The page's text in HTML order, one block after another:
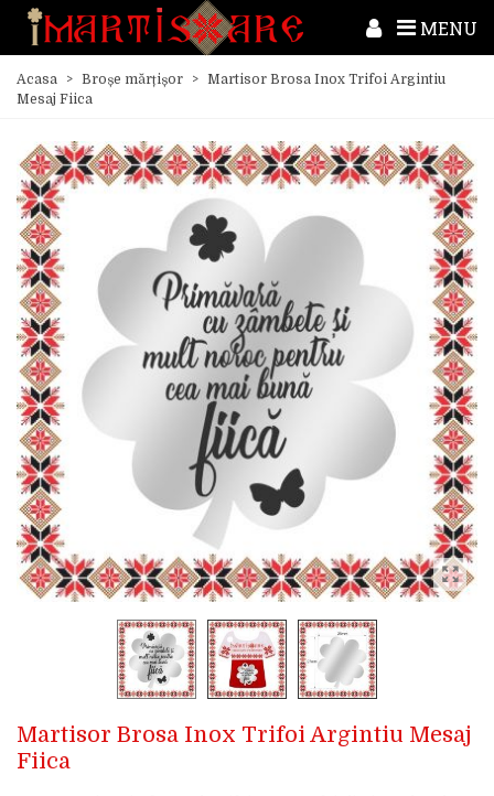
MENU
Acasa > Broșe mărțișor > Martisor Brosa Inox Trifoi Argintiu
Mesaj Fiica
Martisor Brosa Inox Trifoi Argintiu Mesaj
Fiica